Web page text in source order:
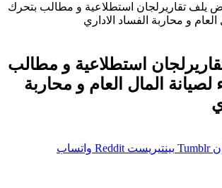
يلف تقاريرلجان استطلاعية و مطالب بتحرك
العام و محاربة الفساد الاداري
استطلاعية و مطالب
المال العام و محاربة
بينتيريست واتساب